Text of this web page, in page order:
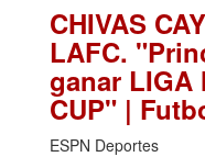
CHIVAS
LAFC.
ganar LIGA
CUP" |
ESPN Deportes